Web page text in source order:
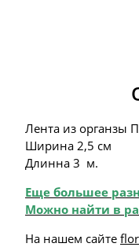
Лента из органзы
Ширина 2,5 см
Длинна 3 м.
Еще большее
Можно найти в
На нашем сайте